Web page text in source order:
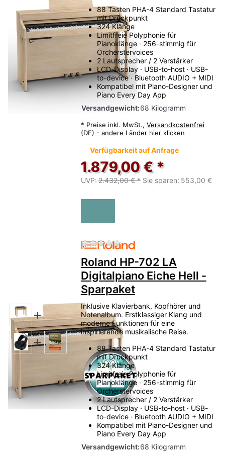
88 Tasten PHA-4 Standard Tastatur
mit Druckpunkt
324 Klänge
Limitfreie Polyphonie für
Pianoklänge · 256-stimmig für
Orcherstervoices
2 Lautsprecher / 2 Verstärker
LCD-Display · USB-to-host · USB-
to-device · Bluetooth AUDIO + MIDI
Kompatibel mit Piano-Designer und
Piano Every Day App
Versandgewicht:68 Kilogramm
* Preise inkl. MwSt., Versandkostenfrei
(DE) - andere Länder hier klicken
Verfügbarkeit auf Anfrage
1.879,00 € *
UVP: 2.432,00 € * Sie sparen: 553,00 €
Zu diesem Produkt liegen
Roland HP-702 LA
Digitalpiano Eiche Hell -
Sparpaket
Inklusive Klavierbank, Kopfhörer und
Notenalbum. Erstklassiger Klang und
moderne Funktionen für eine
inspirierende musikalische Reise.
88 Tasten PHA-4 Standard Tastatur
mit Druckpunkt
324 Klänge
Limitfreie Polyphonie für
Pianoklänge · 256-stimmig für
Orcherstervoices
2 Lautsprecher / 2 Verstärker
LCD-Display · USB-to-host · USB-
to-device · Bluetooth AUDIO + MIDI
Kompatibel mit Piano-Designer und
Piano Every Day App
Versandgewicht:68 Kilogramm